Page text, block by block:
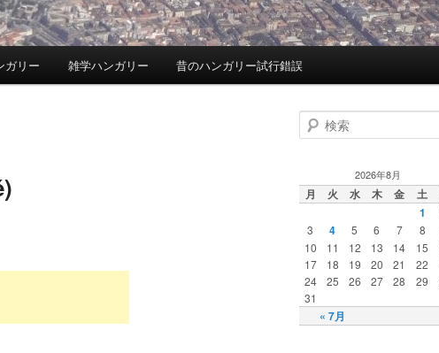
ガリー 雑学ハンガリー 昔のハンガリー試行錯誤
検
索
2026年8月
月 火 水 木 金 土
« 7月
1
3
4 5 6 7 8
10
11 12 13 14 15
17
18 19 20 21 22
24
25 26 27 28 29
31